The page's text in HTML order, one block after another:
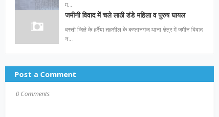
म…
जमीनी विवाद में चले लाठी डंडे महिला व पुरुष घायल
बस्ती जिले के हर्रैया तहसील के कप्तानगंज थाना क्षेत्र में जमीन विवाद
न…
Post a Comment
0 Comments